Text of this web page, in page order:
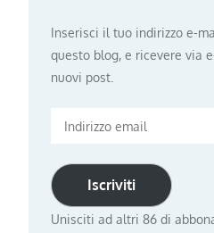
Inserisci il tuo indirizzo e-
questo blog, e ricevere via
nuovi post.
Indirizzo
Iscriviti
Unisciti ad altri 86 di